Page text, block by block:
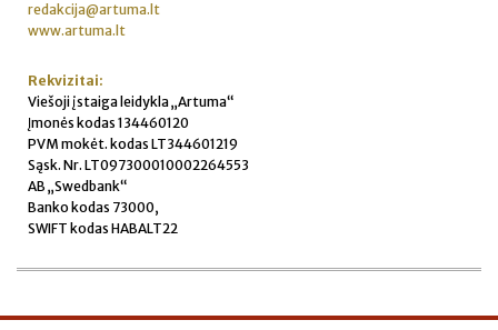
redakcija@artuma.lt
www.artuma.lt
Rekvizitai:
Viešoji įstaiga leidykla „Artuma“
Įmonės kodas 134460120
PVM mokėt. kodas LT344601219
Sąsk. Nr. LT097300010002264553
AB „Swedbank“
Banko kodas 73000,
SWIFT kodas HABALT22